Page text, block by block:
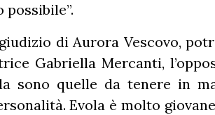
di Aurora Vescovo,
Gabriella Mercanti,
sono quelle da tenere in
Evola è molto